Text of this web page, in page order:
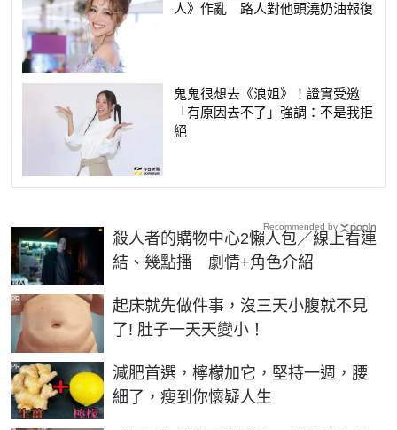
人》作亂 路人對他頭澆奶油報復
鬼鬼很想去《浪姐》！證實受邀
「有原因去不了」強調：不是我拒
絕
殺人者的購物中心2懶人包／線上看連
結、幾點播 劇情+角色介紹
起床就先做件事，沒三天小腹就不見
了! 肚子一天天變小！
PR
減肥首選，檸檬加它，堅持一週，腰
細了，瘦到你懷疑人生
PR
Recommended by